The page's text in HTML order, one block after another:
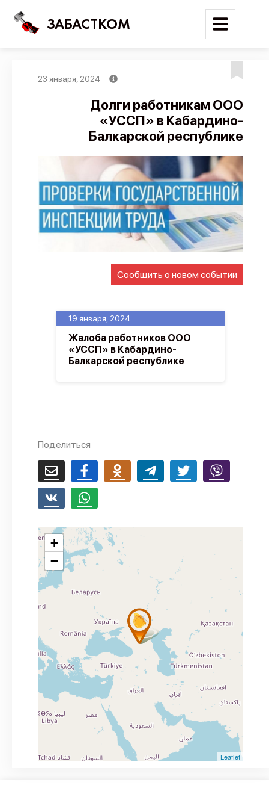
ЗАБАСТКОМ
Поиск
Новости
Карта событий
Трудовые конфликты
Отчеты
Предложить публикацию
Справочник
API
О проекте
23 января, 2024
Долги работникам ООО
«УССП» в Кабардино-
Балкарской республике
Сообщить о новом событии
19 января, 2024
Жалоба работников ООО
«УССП» в Кабардино-
Балкарской республике
Поделиться
+
−
Leaflet